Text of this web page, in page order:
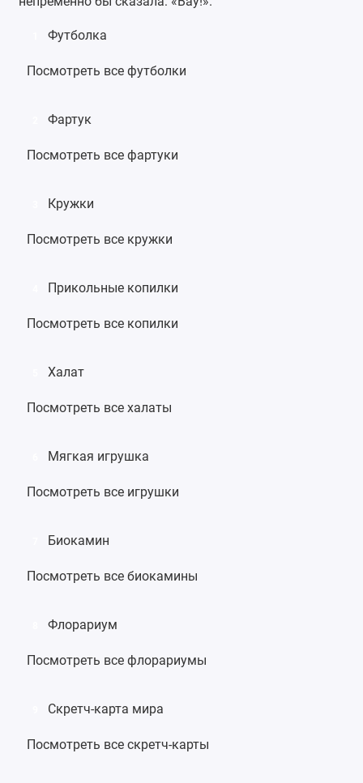
Футболка
Посмотреть все футболки
Фартук
Посмотреть все фартуки
Кружки
Посмотреть все кружки
Прикольные копилки
Посмотреть все копилки
Халат
Посмотреть все халаты
Мягкая игрушка
Посмотреть все игрушки
Биокамин
Посмотреть все биокамины
Флорариум
Посмотреть все флорариумы
Скретч-карта мира
Посмотреть все скретч-карты